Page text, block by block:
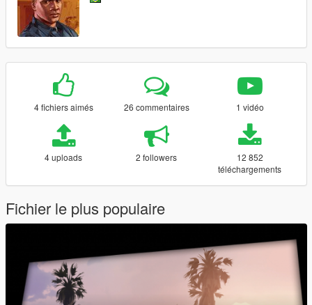
4 fichiers aimés 26 commentaires 1 vidéo
4 uploads 2 followers
12 852
téléchargements
Fichier le plus populaire